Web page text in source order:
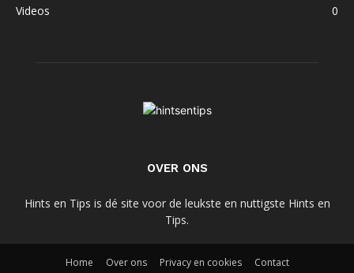
Videos
0
OVER ONS
Hints en Tips is dé site voor de leukste en nuttigste Hints en
Tips.
Home Over ons Privacy en cookies Contact